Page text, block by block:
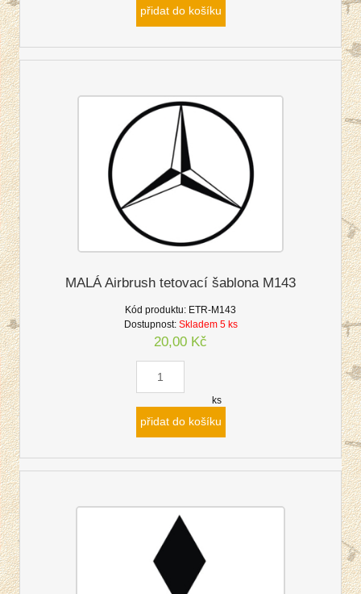
přidat do košíku
MALÁ Airbrush tetovací šablona M143
Kód produktu: ETR-M143
Dostupnost: Skladem 5 ks
20,00 Kč
ks
přidat do košíku